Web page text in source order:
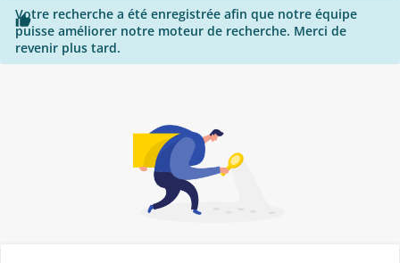

Votre recherche a été enregistrée afin que notre équipe
puisse améliorer notre moteur de recherche. Merci de
revenir plus tard.